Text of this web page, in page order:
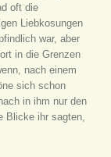
oft die
Liebkosungen
war, aber
in die Grenzen
nach einem
sich schon
in ihm nur den
Blicke ihr sagten,